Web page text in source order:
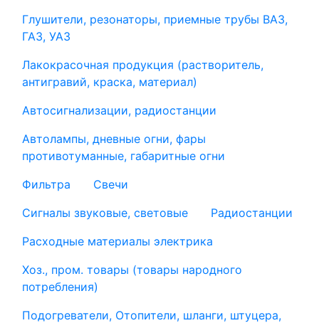
Глушители, резонаторы, приемные трубы ВАЗ,
ГАЗ, УАЗ
Лакокрасочная продукция (растворитель,
антигравий, краска, материал)
Автосигнализации, радиостанции
Автолампы, дневные огни, фары
противотуманные, габаритные огни
Фильтра
Свечи
Сигналы звуковые, световые
Радиостанции
Расходные материалы электрика
Хоз., пром. товары (товары народного
потребления)
Подогреватели, Отопители, шланги, штуцера,